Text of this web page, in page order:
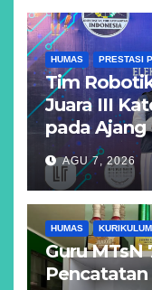
HUMAS PRESTASI
Tim
Juara III
pada Ajang
AGU 7, 2026
HUMAS KURIKULUM
Guru MTsN